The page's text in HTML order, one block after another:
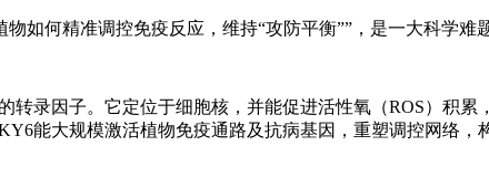
如何精准调控免疫反应，维持“攻防平衡””，是一大科学难题
录因子。它定位于细胞核，并能促进活性氧（ROS）积累
能大规模激活植物免疫通路及抗病基因，重塑调控网络，